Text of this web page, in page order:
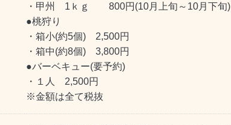
・甲州 1ｋｇ 800円(10月上旬～10月下旬)
●桃狩り
・箱小(約5個) 2,500円
・箱中(約8個) 3,800円
●バーベキュー(要予約)
・１人 2,500円
※金額は全て税抜